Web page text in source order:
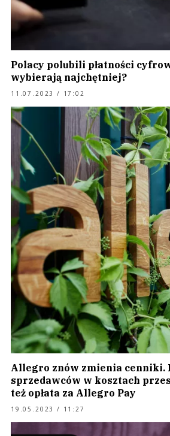
Polacy polubili płatności
wybierają najchętniej?
11.07.2023 / 17:02
Allegro znów zmienia cenniki.
sprzedawców w kosztach
też opłata za Allegro Pay
19.05.2023 / 11:27